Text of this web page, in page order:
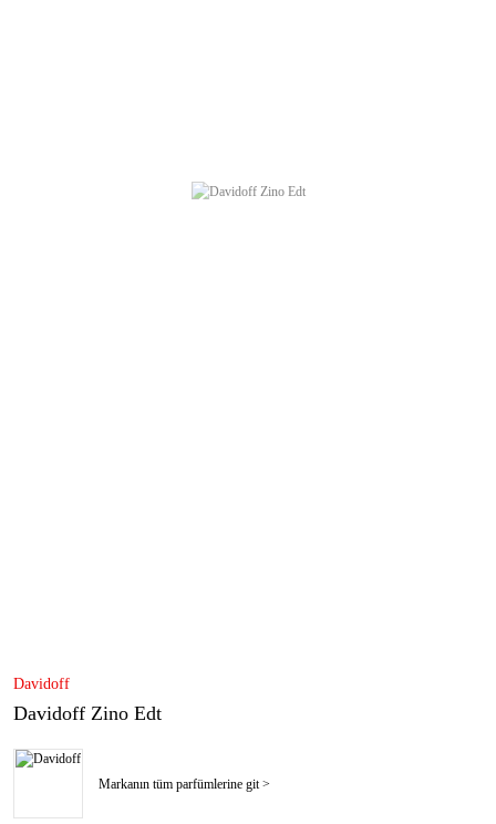
Davidoff
Davidoff Zino Edt
Markanın tüm parfümlerine git >